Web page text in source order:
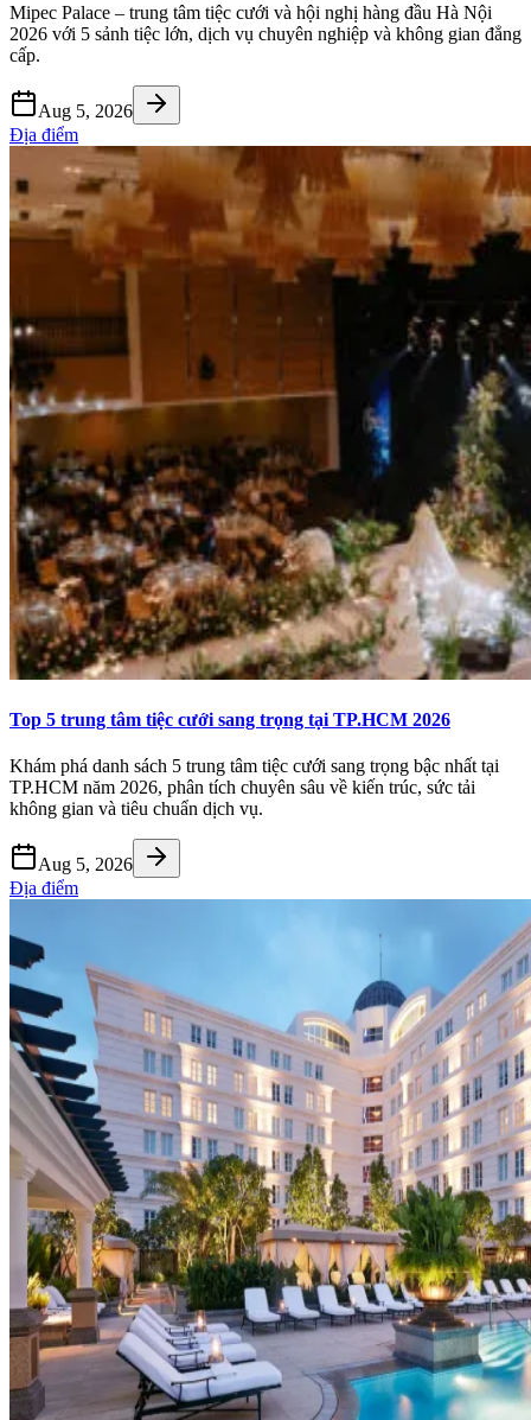
Mipec Palace – trung tâm tiệc cưới và hội nghị hàng đầu Hà Nội
2026 với 5 sảnh tiệc lớn, dịch vụ chuyên nghiệp và không gian đẳng
cấp.
Aug 5, 2026
Địa điểm
Top 5 trung tâm tiệc cưới sang trọng tại TP.HCM 2026
Khám phá danh sách 5 trung tâm tiệc cưới sang trọng bậc nhất tại
TP.HCM năm 2026, phân tích chuyên sâu về kiến trúc, sức tải
không gian và tiêu chuẩn dịch vụ.
Aug 5, 2026
Địa điểm